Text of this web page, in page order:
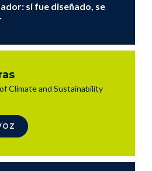
si fue diseñado, se
Climate and Sustainability